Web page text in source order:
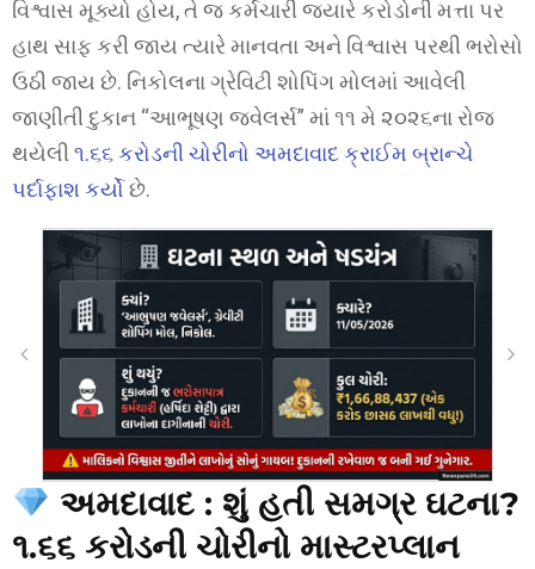
વિશ્વાસ મૂક્યો હોય, તે જ કર્મચારી જ્યારે કરોડોની મત્તા પર
હાથ સાફ કરી જાય ત્યારે માનવતા અને વિશ્વાસ પરથી ભરોસો
ઉઠી જાય છે. નિકોલના ગ્રેવિટી શોપિંગ મોલમાં આવેલી
જાણીતી દુકાન “આભૂષણ જ્વેલર્સ” માં ૧૧ મે ૨૦૨૬ના રોજ
થયેલી૧.૬૬ કરોડની ચોરીનો અમદાવાદ ક્રાઈમ બ્રાન્ચે
પર્દાફાશ કર્યોછે.
અમદાવાદ : શું હતી સમગ્ર ઘટના?
૧.૬૬ કરોડની ચોરીનો માસ્ટરપ્લાન